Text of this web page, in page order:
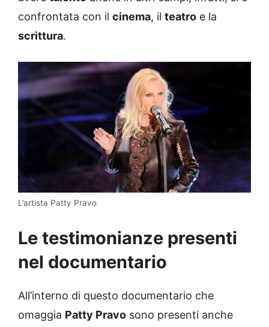
confrontata con il cinema, il teatro e la
scrittura.
L’artista Patty Pravo
Le testimonianze presenti
nel documentario
All’interno di questo documentario che
omaggia Patty Pravo sono presenti anche